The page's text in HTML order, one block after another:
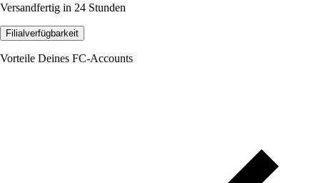
Versandfertig in 24 Stunden
Filialverfügbarkeit
Vorteile Deines FC-Accounts